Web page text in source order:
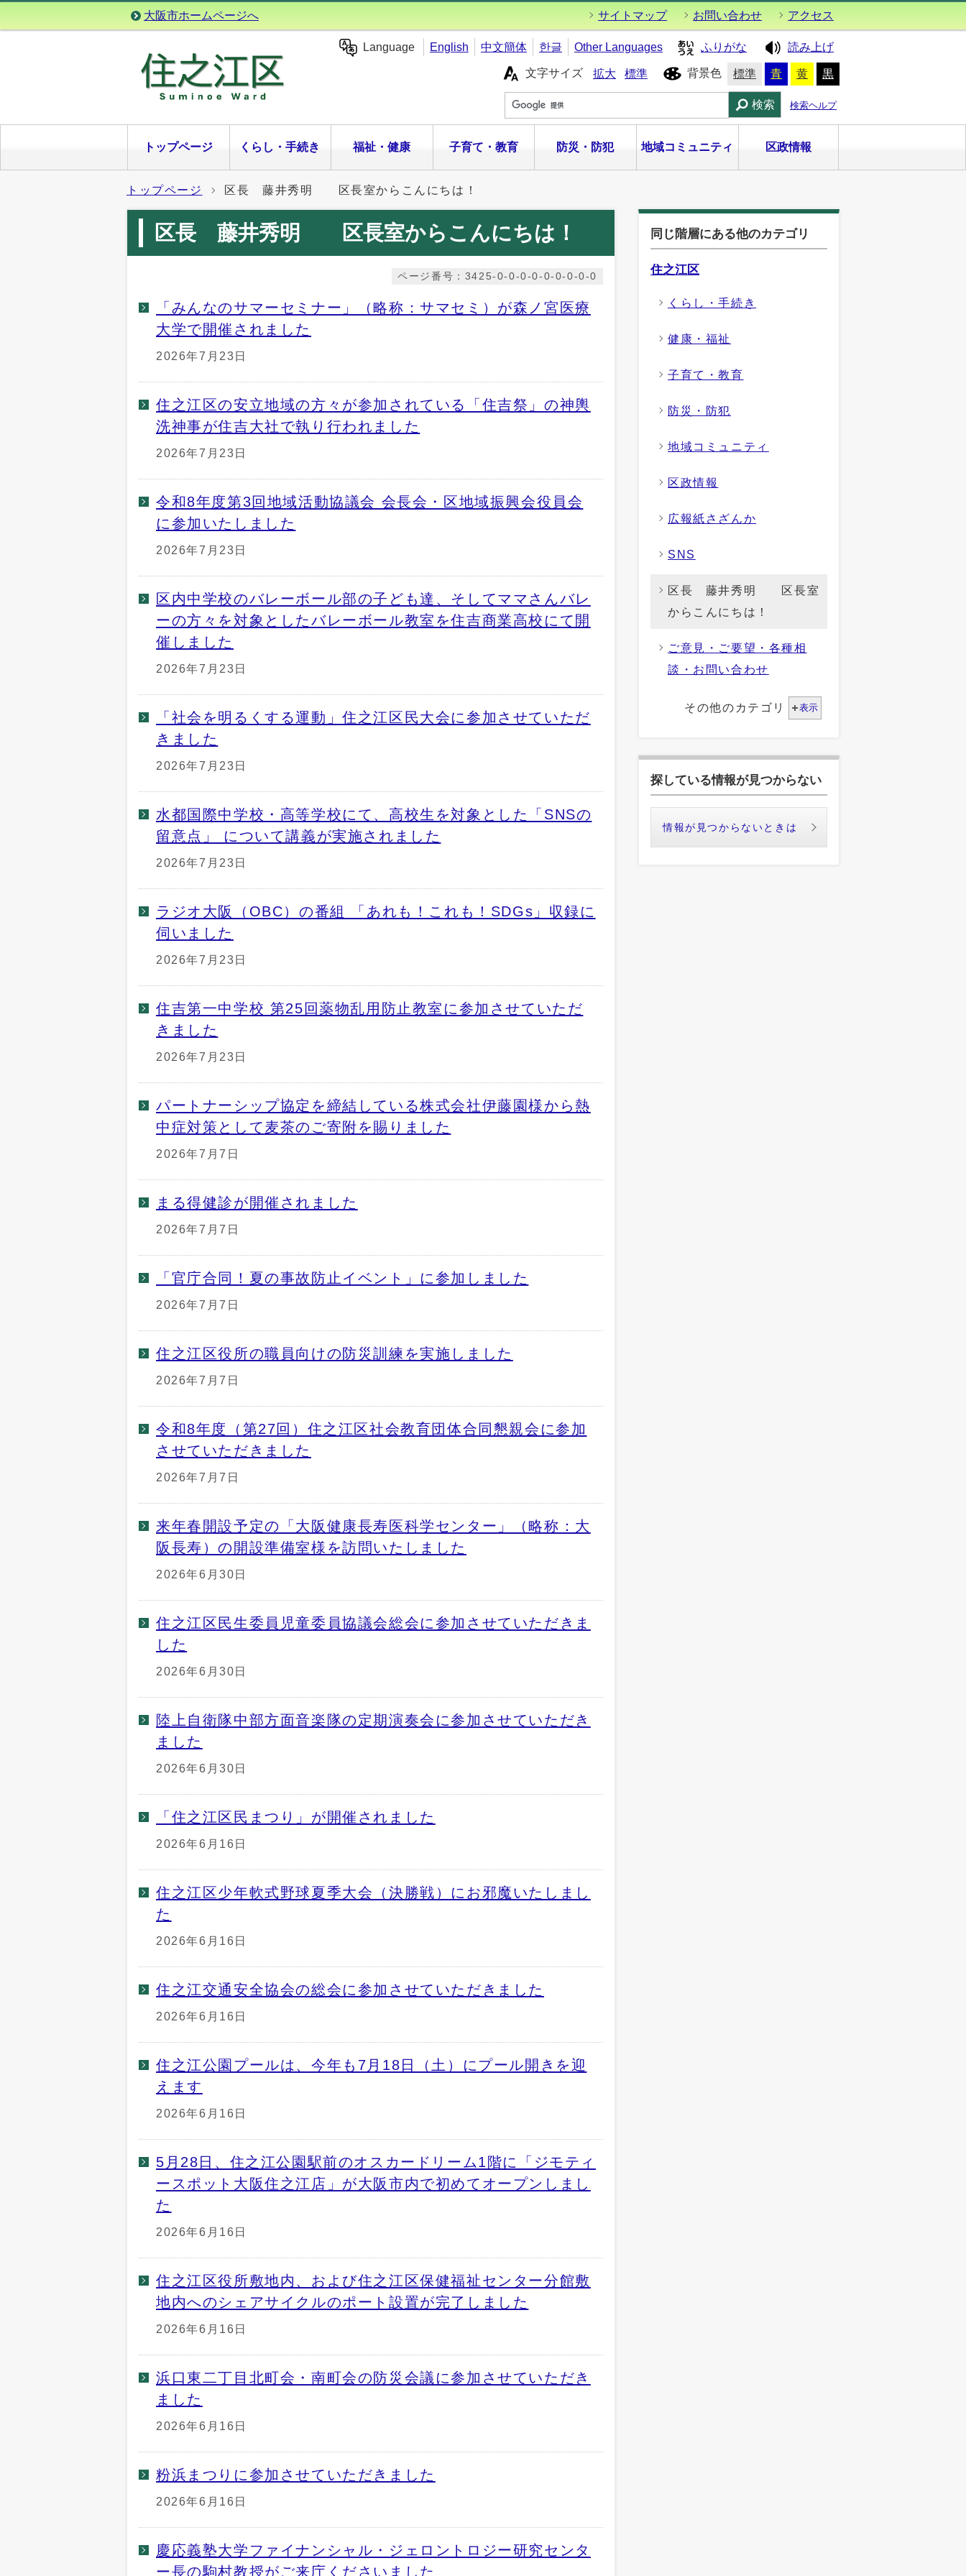
大阪市ホームページへ サイトマップ お問い合わせ アクセス
Language English 中文簡体 한글 Other Languages ふりがな 読み上げ
文字サイズ 拡大 標準 背景色 標準 青 黄 黒
検索 検索ヘルプ
トップページ くらし・手続き 福祉・健康 子育て・教育 防災・防犯 地域コミュニティ 区政情報
トップページ 区長 藤井秀明 区長室からこんにちは！
区長 藤井秀明 区長室からこんにちは！
ページ番号：3425-0-0-0-0-0-0-0-0-0
「みんなのサマーセミナー」（略称：サマセミ）が森ノ宮医療
大学で開催されました
2026年7月23日
住之江区の安立地域の方々が参加されている「住吉祭」の神輿
洗神事が住吉大社で執り行われました
2026年7月23日
令和8年度第3回地域活動協議会 会長会・区地域振興会役員会
に参加いたしました
2026年7月23日
区内中学校のバレーボール部の子ども達、そしてママさんバレ
ーの方々を対象としたバレーボール教室を住吉商業高校にて開
催しました
2026年7月23日
「社会を明るくする運動」住之江区民大会に参加させていただ
きました
2026年7月23日
水都国際中学校・高等学校にて、高校生を対象とした「SNSの
留意点」 について講義が実施されました
2026年7月23日
ラジオ大阪（OBC）の番組 「あれも！これも！SDGs」収録に
伺いました
2026年7月23日
住吉第一中学校 第25回薬物乱用防止教室に参加させていただ
きました
2026年7月23日
パートナーシップ協定を締結している株式会社伊藤園様から熱
中症対策として麦茶のご寄附を賜りました
2026年7月7日
まる得健診が開催されました
2026年7月7日
「官庁合同！夏の事故防止イベント」に参加しました
2026年7月7日
住之江区役所の職員向けの防災訓練を実施しました
2026年7月7日
令和8年度（第27回）住之江区社会教育団体合同懇親会に参加
させていただきました
2026年7月7日
来年春開設予定の「大阪健康長寿医科学センター」（略称：大
阪長寿）の開設準備室様を訪問いたしました
2026年6月30日
住之江区民生委員児童委員協議会総会に参加させていただきま
した
2026年6月30日
陸上自衛隊中部方面音楽隊の定期演奏会に参加させていただき
ました
2026年6月30日
「住之江区民まつり」が開催されました
2026年6月16日
住之江区少年軟式野球夏季大会（決勝戦）にお邪魔いたしまし
た
2026年6月16日
住之江交通安全協会の総会に参加させていただきました
2026年6月16日
住之江公園プールは、今年も7月18日（土）にプール開きを迎
えます
2026年6月16日
5月28日、住之江公園駅前のオスカードリーム1階に「ジモティ
ースポット大阪住之江店」が大阪市内で初めてオープンしまし
た
2026年6月16日
住之江区役所敷地内、および住之江区保健福祉センター分館敷
地内へのシェアサイクルのポート設置が完了しました
2026年6月16日
浜口東二丁目北町会・南町会の防災会議に参加させていただき
ました
2026年6月16日
粉浜まつりに参加させていただきました
2026年6月16日
慶応義塾大学ファイナンシャル・ジェロントロジー研究センタ
ー長の駒村教授がご来庁くださいました
同じ階層にある他のカテゴリ
住之江区
くらし・手続き
健康・福祉
子育て・教育
防災・防犯
地域コミュニティ
区政情報
広報紙さざんか
SNS
区長 藤井秀明 区長室
からこんにちは！
ご意見・ご要望・各種相
談・お問い合わせ
その他のカテゴリ 表示
探している情報が見つからない
情報が見つからないときは